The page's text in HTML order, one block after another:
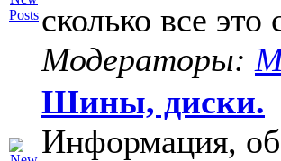
сколько все это
Модераторы:
Шины, диски.
Информация,